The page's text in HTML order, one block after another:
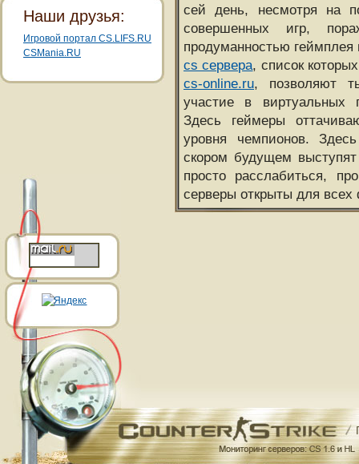
сей день, несмотря на
совершенных игр,
продуманностью
cs сервера, список
cs-online.ru, позволяют
участие в виртуальных
Здесь геймеры
уровня чемпионов.
скором будущем
просто расслабиться,
серверы открыты для всех
Наши друзья:
Игровой портал CS.LIFS.RU
CSMania.RU